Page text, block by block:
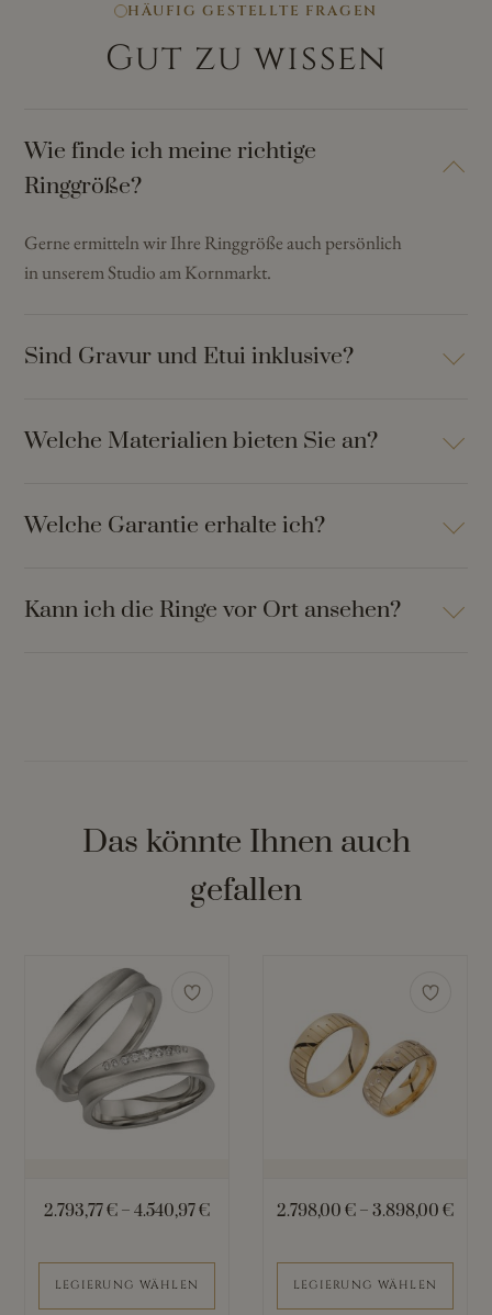
HÄUFIG GESTELLTE FRAGEN
Gut zu wissen
Wie finde ich meine richtige
Ringgröße?
Gerne ermitteln wir Ihre Ringgröße auch persönlich
in unserem Studio am Kornmarkt.
Sind Gravur und Etui inklusive?
Welche Materialien bieten Sie an?
Welche Garantie erhalte ich?
Kann ich die Ringe vor Ort ansehen?
Das könnte Ihnen auch
gefallen
2.793,77€ – 4.540,97€
LEGIERUNG WÄHLEN
Produkt
weist
mehrere
Varianten
können
Produktseite
2.798,00 € – 3.898,00 €
LEGIERUNG WÄHLEN
mehrere
Varianten
können
Produktseite